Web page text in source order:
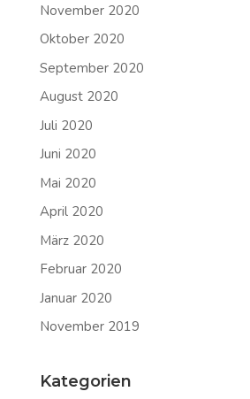
November 2020
Oktober 2020
September 2020
August 2020
Juli 2020
Juni 2020
Mai 2020
April 2020
März 2020
Februar 2020
Januar 2020
November 2019
Kategorien